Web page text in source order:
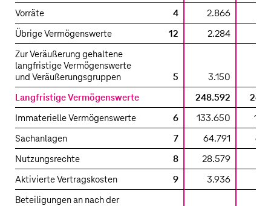
Vorräte
4 2.866
Übrige Vermögenswerte
12 2.284
Zur Veräußerung gehaltene
langfristige Vermögenswerte
und Veräußerungsgruppen
5 3.150
Langfristige Vermögenswerte
248.592
Immaterielle Vermögenswerte
6 133.650
Sachanlagen
7 64.791
Nutzungsrechte
8 28.579
Aktivierte Vertragskosten
9 3.936
Beteiligungen an nach der